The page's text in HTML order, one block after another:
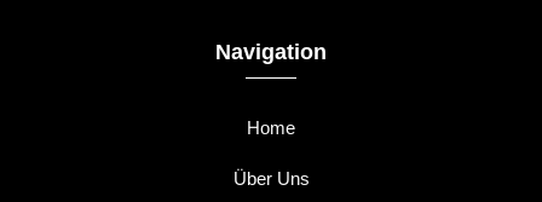
Navigation
Home
Über Uns